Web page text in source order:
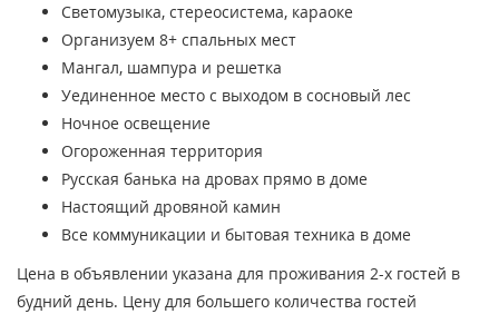
Светомузыка, стереосистема, караоке
Организуем 8+ спальных мест
Мангал, шампура и решетка
Уединенное место с выходом в сосновый лес
Ночное освещение
Огороженная территория
Русская банька на дровах прямо в доме
Настоящий дровяной камин
Все коммуникации и бытовая техника в доме
Цена в объявлении указана для проживания 2-х гостей в
будний день. Цену для большего количества гостей